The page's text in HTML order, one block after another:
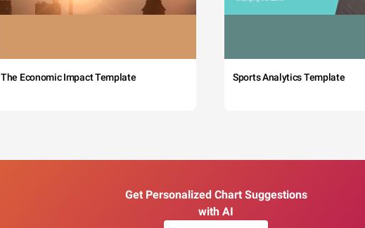
The Economic Impact Template Sports Analytics Template
Get Personalized Chart Suggestions
with AI